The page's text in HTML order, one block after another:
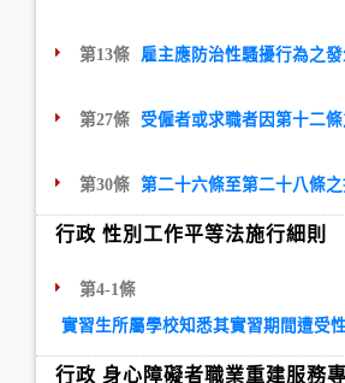
第13條 雇主應防治性騷擾行為之
第27條 受僱者或求職者因第十二
第30條 第二十六條至第二十八條
行政 性別工作平等法施行細則
第4-1條
實習生所屬學校知悉其實習期間遭受
行政 身心障礙者職業重建服務